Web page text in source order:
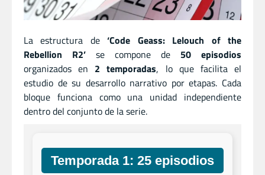
La estructura de‘Code Geass: Lelouch of the
Rebellion R2’ se compone de 50 episodios
organizados en 2 temporadas, lo que facilita el
estudio de su desarrollo narrativo por etapas. Cada
bloque funciona como una unidad independiente
dentro del conjunto de la serie.
Temporada 1: 25 episodios